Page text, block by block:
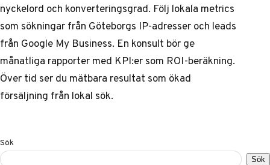
nyckelord och konverteringsgrad. Följ lokala metrics
som sökningar från Göteborgs IP-adresser och leads
från Google My Business. En konsult bör ge
månatliga rapporter med KPI:er som ROI-beräkning.
Över tid ser du mätbara resultat som ökad
försäljning från lokal sök.
Sök
Sök